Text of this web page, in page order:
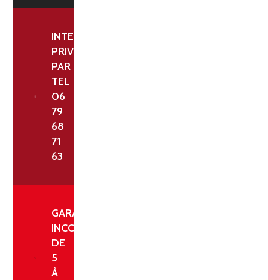
PLACES
INTERLOCUTEUR
PRIVILÉGIÉ
PAR
TEL
06
79
68
71
63
GARANTIE
INCONDITIONNELLE
DE
5
À